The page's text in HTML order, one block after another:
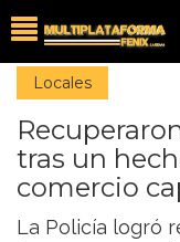
Locales
tras un
comercio
La Policía logró